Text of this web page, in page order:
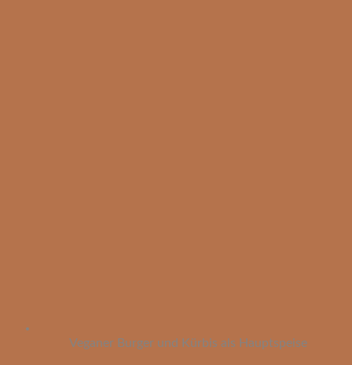
Veganer Burger und Kürbis als Hauptspeise